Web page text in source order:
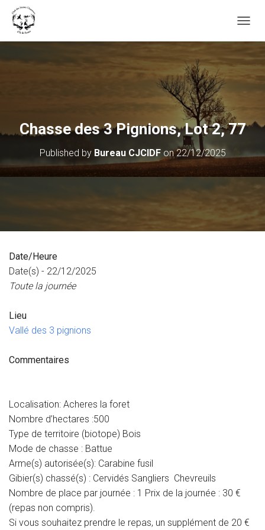
Chasse des 3 Pignions, Lot 2, 77
Published by Bureau CJCIDFon22/12/2025
Date/Heure
Date(s) - 22/12/2025
Toute la journée
Lieu
Vallé des 3 pignions
Commentaires
Localisation: Acheres la foret
Nombre d’hectares :500
Type de territoire (biotope) Bois
Mode de chasse : Battue
Arme(s) autorisée(s): Carabine fusil
Gibier(s) chassé(s) : Cervidés Sangliers Chevreuils
Nombre de place par journée : 1 Prix de la journée : 30 €
(repas non compris).
Si vous souhaitez prendre le repas, un supplément de 20 €